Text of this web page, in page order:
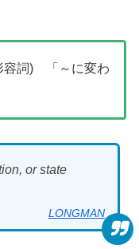
容詞) 「～に変わ
or state
LONGMAN